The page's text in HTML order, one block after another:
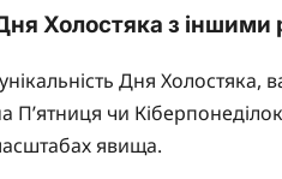
Холостяка з
Дня
чи
явища.